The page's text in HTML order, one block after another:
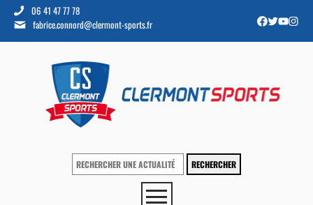
06 41 47 77 78
fabrice.connord@clermont-sports.fr